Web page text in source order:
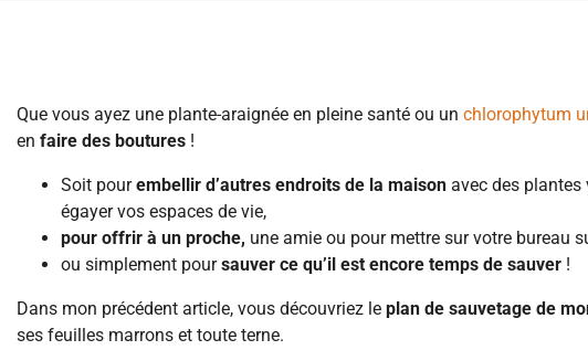
Que vous ayez une plante-araignée en pleine santé ou un chlorophytum
en faire des boutures !
Soit pourembellir d’autres endroits de la maison avec des
égayer vos espaces de vie,
pour offrir à un proche, une amie ou pour mettre sur votre bureau
ou simplement poursauver ce qu’il est encore temps de sauver !
Dans mon précédent article, vous découvriez le plan de sauvetage de
ses feuilles marrons et toute terne.